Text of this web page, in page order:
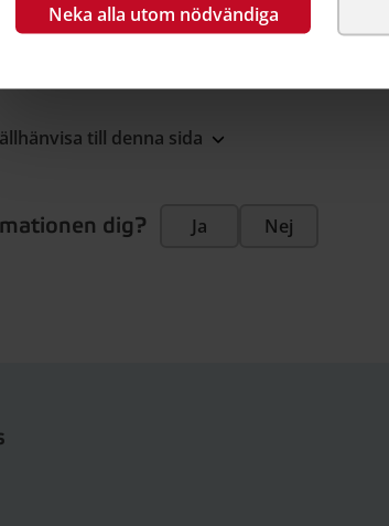
Neka alla utom nödvändiga
2022
till denna sida
dig? Ja Nej